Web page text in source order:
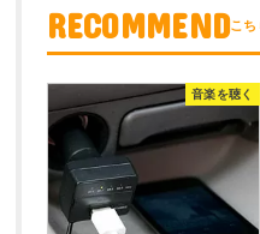
RECOMMEND
音楽を聴く